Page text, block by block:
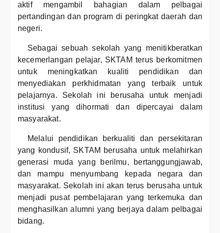
aktif mengambil bahagian dalam pelbagai
pertandingan dan program di peringkat daerah dan
negeri.
Sebagai sebuah sekolah yang menitikberatkan
kecemerlangan pelajar, SKTAM terus berkomitmen
untuk meningkatkan kualiti pendidikan dan
menyediakan perkhidmatan yang terbaik untuk
pelajarnya. Sekolah ini berusaha untuk menjadi
institusi yang dihormati dan dipercayai dalam
masyarakat.
Melalui pendidikan berkualiti dan persekitaran
yang kondusif, SKTAM berusaha untuk melahirkan
generasi muda yang berilmu, bertanggungjawab,
dan mampu menyumbang kepada negara dan
masyarakat. Sekolah ini akan terus berusaha untuk
menjadi pusat pembelajaran yang terkemuka dan
menghasilkan alumni yang berjaya dalam pelbagai
bidang.